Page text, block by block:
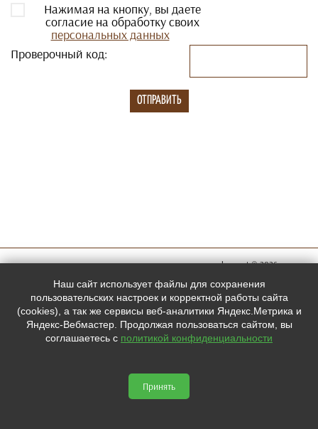
Нажимая на кнопку, вы даете
согласие на обработку своих
персональных данных
Проверочный код:
megachess.net © 2026
социальных
сетях:
Наш сайт использует файлы для сохранения
пользовательских настроек и корректной работы сайта
(cookies), а так же сервисы веб-аналитики Яндекс.Метрика и
Яндекс-Вебмастер. Продолжая пользоваться сайтом, вы
соглашаетесь с политикой конфиденциальности
Принять